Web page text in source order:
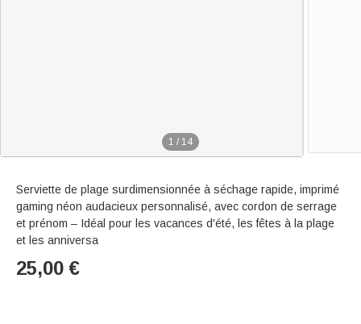
1 / 14
Serviette de plage surdimensionnée à séchage rapide, imprimé
gaming néon audacieux personnalisé, avec cordon de serrage
et prénom – Idéal pour les vacances d'été, les fêtes à la plage
et les anniversa
25,00 €